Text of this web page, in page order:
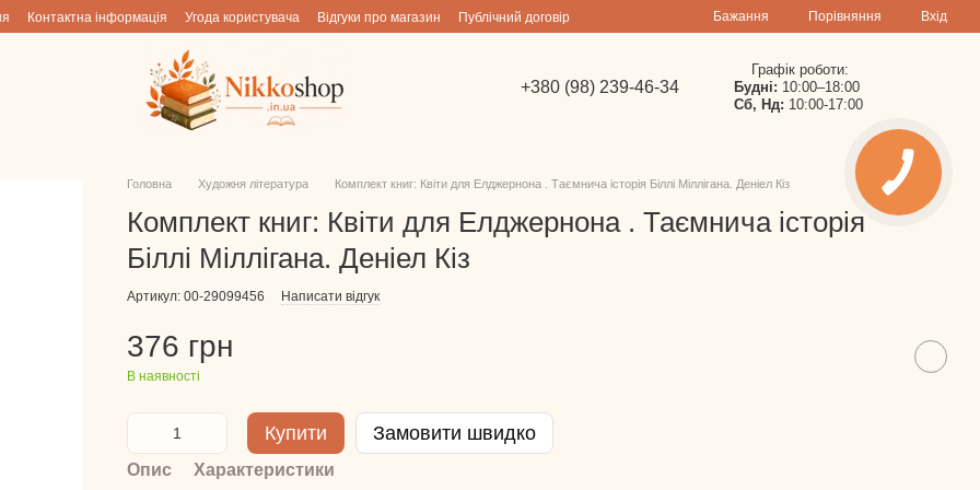
Контактна інформація Угода користувача Відгуки про магазин Публічний договір Бажання Порівняння Вхід
+380 (98) 239-46-34
Графік роботи:
Будні: 10:00–18:00
Сб, Нд: 10:00-17:00
Головна Художня література Комплект книг: Квіти для Елджернона . Таємнича історія Біллі Міллігана. Деніел Кіз
Комплект книг: Квіти для Елджернона . Таємнича історія
Біллі Міллігана. Деніел Кіз
Артикул: 00-29099456 Написати відгук
376 грн
В наявності
Купити Замовити швидко
Опис Характеристики